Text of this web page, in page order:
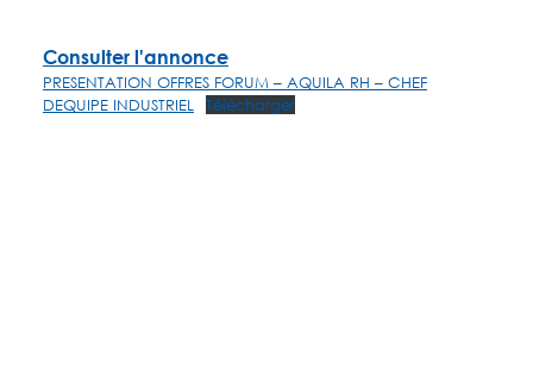
Consulter l'annonce
PRESENTATION OFFRES FORUM – AQUILA RH – CHEF
DEQUIPE INDUSTRIEL
Télécharger